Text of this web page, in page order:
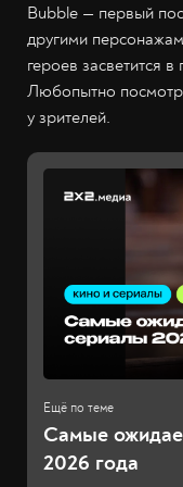
Bubble — первый
другими
героев засветится
Любопытно
у зрителей.
Самые
2026 года